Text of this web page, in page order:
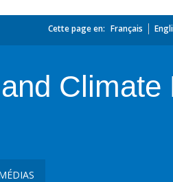
Cette page en: Français
Climate